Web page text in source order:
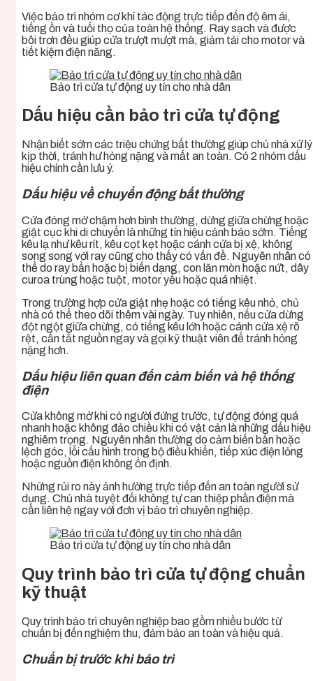
Việc bảo trì nhóm cơ khí tác động trực tiếp đến độ êm ái,
tiếng ồn và tuổi thọ của toàn hệ thống. Ray sạch và được
bôi trơn đều giúp cửa trượt mượt mà, giảm tải cho motor và
tiết kiệm điện năng.
Bảo trì cửa tự động uy tín cho nhà dân
Dấu hiệu cần bảo trì cửa tự động
Nhận biết sớm các triệu chứng bất thường giúp chủ nhà xử lý
kịp thời, tránh hư hỏng nặng và mất an toàn. Có 2 nhóm dấu
hiệu chính cần lưu ý.
Dấu hiệu về chuyển động bất thường
Cửa đóng mở chậm hơn bình thường, dừng giữa chừng hoặc
giật cục khi di chuyển là những tín hiệu cảnh báo sớm. Tiếng
kêu lạ như kêu rít, kêu cọt kẹt hoặc cánh cửa bị xệ, không
song song với ray cũng cho thấy có vấn đề. Nguyên nhân có
thể do ray bẩn hoặc bị biến dạng, con lăn mòn hoặc nứt, dây
curoa trùng hoặc tuột, motor yếu hoặc quá nhiệt.
Trong trường hợp cửa giật nhẹ hoặc có tiếng kêu nhỏ, chủ
nhà có thể theo dõi thêm vài ngày. Tuy nhiên, nếu cửa dừng
đột ngột giữa chừng, có tiếng kêu lớn hoặc cánh cửa xệ rõ
rệt, cần tắt nguồn ngay và gọi kỹ thuật viên để tránh hỏng
nặng hơn.
Dấu hiệu liên quan đến cảm biến và hệ thống
điện
Cửa không mở khi có người đứng trước, tự động đóng quá
nhanh hoặc không đảo chiều khi có vật cản là những dấu hiệu
nghiêm trọng. Nguyên nhân thường do cảm biến bẩn hoặc
lệch góc, lỗi cấu hình trong bộ điều khiển, tiếp xúc điện lỏng
hoặc nguồn điện không ổn định.
Những rủi ro này ảnh hưởng trực tiếp đến an toàn người sử
dụng. Chủ nhà tuyệt đối không tự can thiệp phần điện mà
cần liên hệ ngay với đơn vị bảo trì chuyên nghiệp.
Bảo trì cửa tự động uy tín cho nhà dân
Quy trình bảo trì cửa tự động chuẩn
kỹ thuật
Quy trình bảo trì chuyên nghiệp bao gồm nhiều bước từ
chuẩn bị đến nghiệm thu, đảm bảo an toàn và hiệu quả.
Chuẩn bị trước khi bảo trì